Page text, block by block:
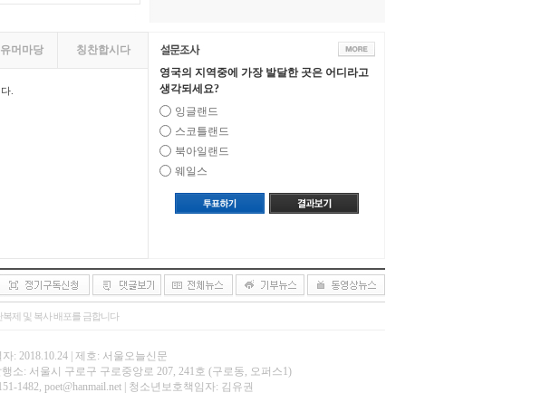
유머마당 칭찬합시다
.
영국의 지역중에 가장 발달한 곳은 어디라고
생각되세요?
잉글랜드
스코틀랜드
북아일랜드
웨일스
제 및 복사 배포를 금합니다
: 2018.10.24 | 제호: 서울오늘신문
소: 서울시 구로구 구로중앙로 207, 241호 (구로동, 오퍼스1)
1482, poet@hanmail.net | 청소년보호책임자: 김유권